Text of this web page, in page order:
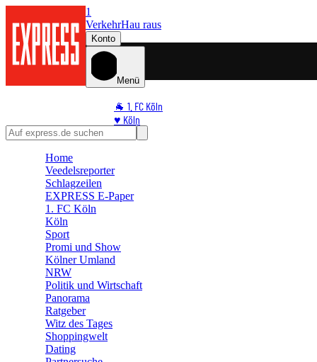
1
VerkehrHau raus
Konto
Menü
🐐 1. FC Köln
♥️ Köln
🛒 Shoppingwelt
Home
Veedelsreporter
Schlagzeilen
EXPRESS E-Paper
1. FC Köln
Köln
Sport
Promi und Show
Kölner Umland
NRW
Politik und Wirtschaft
Panorama
Ratgeber
Witz des Tages
Shoppingwelt
Dating